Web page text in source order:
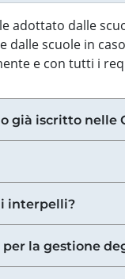
dalle
scuole in
e con tutti i
già iscritto nelle
interpelli?
la gestione